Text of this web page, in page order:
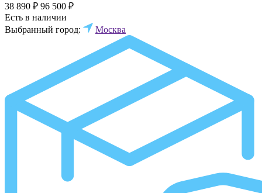
38 890 ₽ 96 500 ₽
Есть в наличии
Выбранный город:
Москва